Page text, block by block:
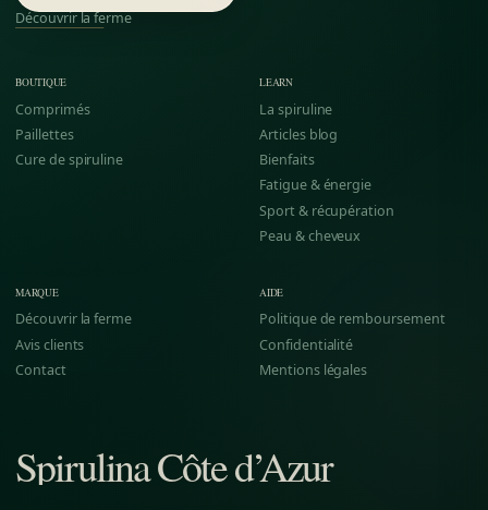
Découvrir la ferme
BOUTIQUE
Comprimés
Paillettes
Cure de spiruline
LEARN
La spiruline
Articles blog
Bienfaits
Fatigue & énergie
Sport & récupération
Peau & cheveux
MARQUE
Découvrir la ferme
Avis clients
Contact
AIDE
Politique de remboursement
Confidentialité
Mentions légales
SpirulinaCôte d’Azur